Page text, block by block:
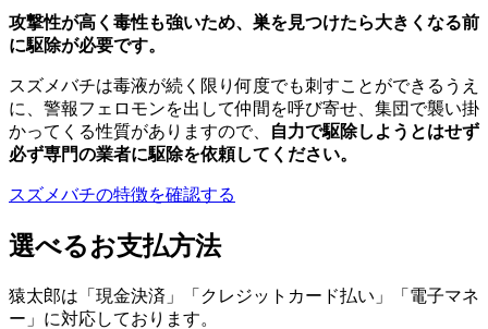
攻撃性が高く毒性も強いため、巣を見つけたら大きくなる前
に駆除が必要です。
スズメバチは毒液が続く限り何度でも刺すことができるうえ
に、警報フェロモンを出して仲間を呼び寄せ、集団で襲い掛
かってくる性質がありますので、
自力で駆除しようとはせず
必ず専門の業者に駆除を依頼してください。
スズメバチの特徴を確認する
選べるお支払方法
猿太郎は「現金決済」「クレジットカード払い」「電子マネ
ー」に対応しております。